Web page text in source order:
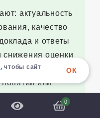
актуальность
качество
и ответы
оценки
ответы,
или
в расчетах,
объяснить.
0
, чтобы сайт
ОК